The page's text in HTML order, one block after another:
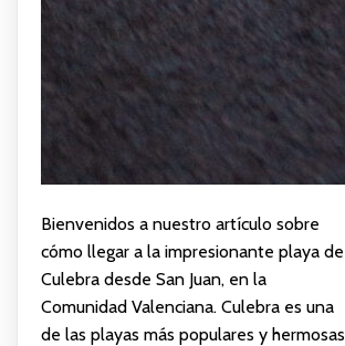
Bienvenidos a nuestro artículo sobre
cómo llegar a la impresionante playa de
Culebra desde San Juan, en la
Comunidad Valenciana. Culebra es una
de las playas más populares y hermosas